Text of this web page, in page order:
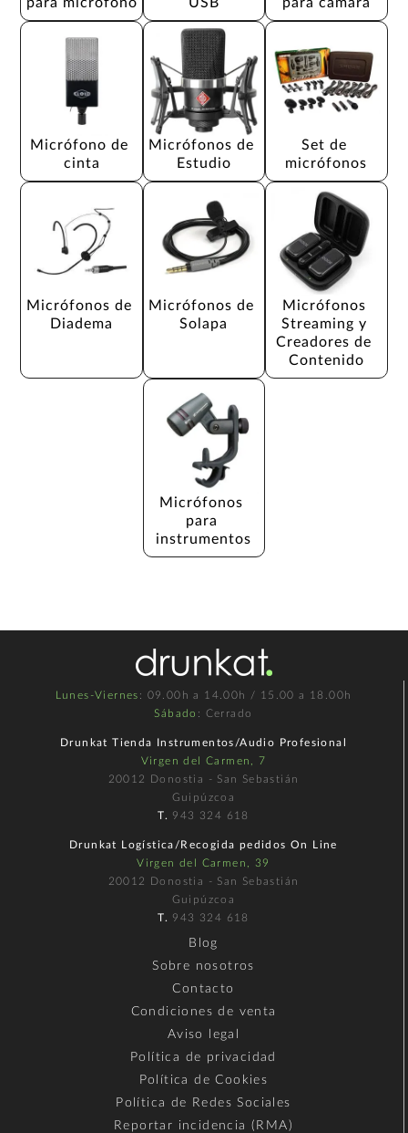
Micrófono de
cinta
Micrófonos de
Estudio
Set de
micrófonos
Micrófonos de
Diadema
Micrófonos de
Solapa
Micrófonos
Streaming y
Creadores de
Contenido
Micrófonos
para
instrumentos
Lunes-Viernes : 09.00h a 14.00h / 15.00 a 18.00h
Sábado : Cerrado
Drunkat Tienda Instrumentos/Audio Profesional
Virgen del Carmen, 7
20012 Donostia - San Sebastián
Guipúzcoa
T. 943 324 618
Drunkat Logística/Recogida pedidos On Line
Virgen del Carmen, 39
20012 Donostia - San Sebastián
Guipúzcoa
T. 943 324 618
Blog
Sobre nosotros
Contacto
Condiciones de venta
Aviso legal
Política de privacidad
Política de Cookies
Política de Redes Sociales
Reportar incidencia (RMA)